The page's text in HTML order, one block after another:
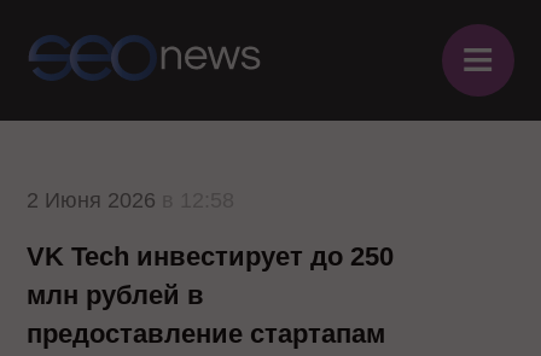
≡
2 Июня 2026
VK Tech инвестирует до 250
млн рублей в
предоставление стартапам